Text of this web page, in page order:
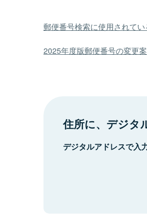
郵便番号検索に使用されて
2025年度版郵便番号の変更
住所に、デジタ
デジタルアドレスで入